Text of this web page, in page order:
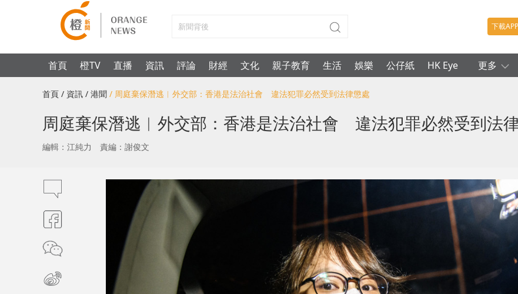
下載APP
首頁 橙TV 直播 資訊 評論 財經 文化 親子教育 生活 娛樂 公仔紙 HK Eye 更多
首頁 / 資訊 / 港聞 / 周庭棄保潛逃︱外交部：香港是法治社會 違法犯罪必然受到法律懲處
周庭棄保潛逃︱外交部：香港是法治社會 違法犯罪必然受到法
編輯：江純力 責編：謝俊文